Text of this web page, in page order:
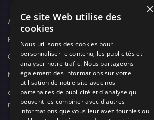
Actus
Recrutement
Contact
Nos techniciens
campagne-
recrutement
×
Ce site Web utilise des
cookies
Nous utilisons des cookies pour
personnaliser le contenu, les publicités et
analyser notre trafic. Nous partageons
également des informations sur votre
utilisation de notre site avec nos
partenaires de publicité et d'analyse qui
peuvent les combiner avec d'autres
informations que vous leur avez fournies ou